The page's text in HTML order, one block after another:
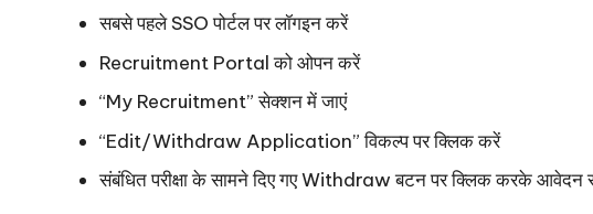
सबसे पहले SSO पोर्टल पर लॉगइन करें
Recruitment Portal को ओपन करें
“My Recruitment” सेक्शन में जाएं
“Edit/Withdraw Application” विकल्प पर क्लिक करें
संबंधित परीक्षा के सामने दिए गए Withdraw बटन पर क्लिक करके आवेदन